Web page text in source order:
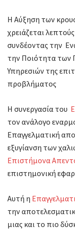
Η Αύξηση των
χρειάζεται
συνδέοντας την
την Ποιότητα των
Υπηρεσιών της
προβλήματος
Η συνεργασία του
τον ανάλογο
Επαγγελματική
εξυγίανση των
Επιστήμονα
επιστημονική
Αυτή η
την
μιας και το πιο